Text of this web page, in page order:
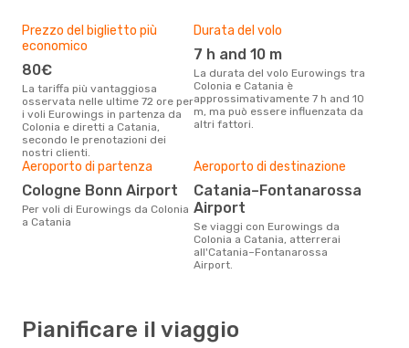
Prezzo del biglietto più
economico
80€
La tariffa più vantaggiosa
osservata nelle ultime 72 ore per
i voli Eurowings in partenza da
Colonia e diretti a Catania,
secondo le prenotazioni dei
nostri clienti.
Durata del volo
7 h and 10 m
La durata del volo Eurowings tra
Colonia e Catania è
approssimativamente 7 h and 10
m, ma può essere influenzata da
altri fattori.
Aeroporto di partenza
Cologne Bonn Airport
Per voli di Eurowings da Colonia
a Catania
Aeroporto di destinazione
Catania–Fontanarossa
Airport
Se viaggi con Eurowings da
Colonia a Catania, atterrerai
all'Catania–Fontanarossa
Airport.
Pianificare il viaggio